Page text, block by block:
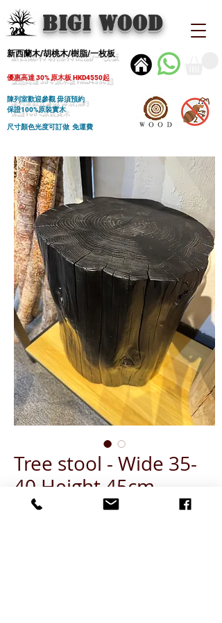
BIGI wood
新西蘭木/胡桃木/樹脂/一枚板
優惠高達 30% 原木板 HKD4550起
陳列室歡迎參觀 毋須預約
保證100%原裝實木
尺寸顏色光度可訂做 免運費
Tree stool - Wide 35-
40 Height 45cm
(Carbonized finishing)